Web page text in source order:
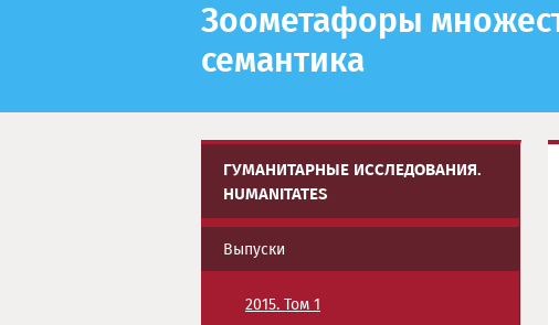
Зоометафоры
семантика
ГУМАНИТАРНЫЕ ИССЛЕДОВАНИЯ.
HUMANITATES
Выпуски
2015. Том 1